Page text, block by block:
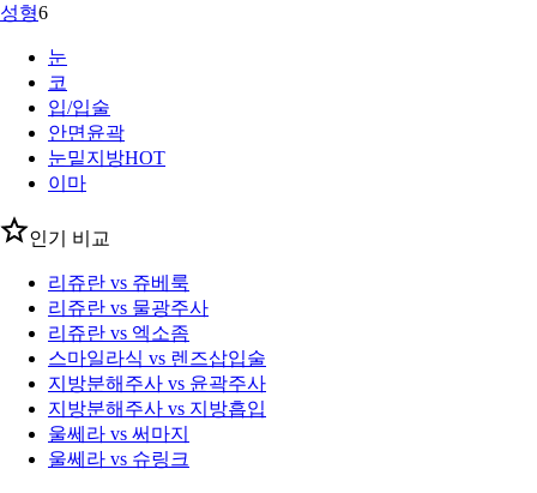
성형6
눈
코
입/입술
안면윤곽
눈밑지방HOT
이마
인기 비교
리쥬란 vs 쥬베룩
리쥬란 vs 물광주사
리쥬란 vs 엑소좀
스마일라식 vs 렌즈삽입술
지방분해주사 vs 윤곽주사
지방분해주사 vs 지방흡입
울쎄라 vs 써마지
울쎄라 vs 슈링크